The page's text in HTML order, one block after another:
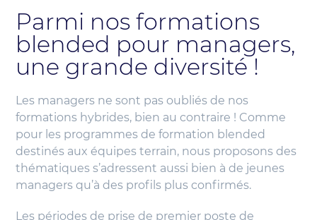
Parmi nos formations
blended pour managers,
une grande diversité !
Les managers ne sont pas oubliés de nos
formations hybrides, bien au contraire ! Comme
pour les programmes de formation blended
destinés aux équipes terrain, nous proposons des
thématiques s’adressent aussi bien à de jeunes
managers qu’à des profils plus confirmés.
Les périodes de prise de premier poste de